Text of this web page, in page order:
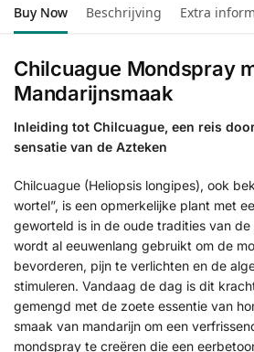
Buy Now Beschrijving Extra
Chilcuague Mondspray
Mandarijnsmaak
Inleiding tot Chilcuague, een reis
sensatie van de Azteken
Chilcuague (Heliopsis longipes), ook
wortel”, is een opmerkelijke plant met
geworteld is in de oude tradities van
wordt al eeuwenlang gebruikt om de
bevorderen, pijn te verlichten en de
stimuleren. Vandaag de dag is dit
gemengd met de zoete essentie van
smaak van mandarijn om een
mondspray te creëren die een